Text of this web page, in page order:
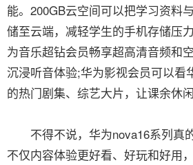
能。200GB云空间可以把学习资料
储至云端，减轻学生的手机存储压
为音乐超钻会员畅享超高清音频和
沉浸听音体验;华为影视会员可以看
的热门剧集、综艺大片，让课余休
不得不说，华为nova16系列真的
不仅内容体验更好看、好玩和好用